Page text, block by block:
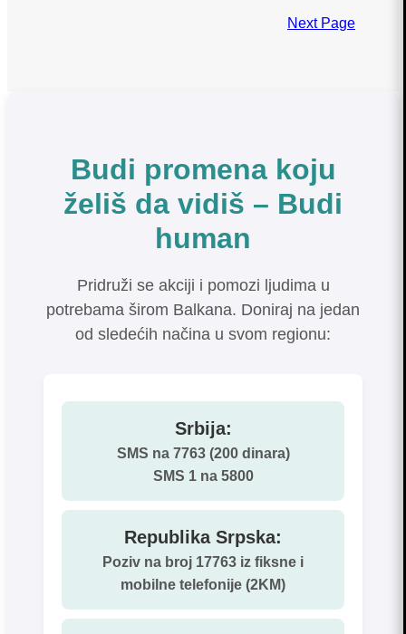
priprema motora važna Tokom mirovanja,
Next Page
Budi promena koju
želiš da vidiš – Budi
human
Pridruži se akciji i pomozi ljudima u
potrebama širom Balkana. Doniraj na jedan
od sledećih načina u svom regionu:
Srbija:
SMS na 7763 (200 dinara)
SMS 1 na 5800
Republika Srpska:
Poziv na broj 17763 iz fiksne i
mobilne telefonije (2KM)